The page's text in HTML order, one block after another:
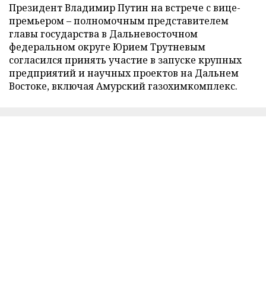
Президент Владимир Путин на встрече с вице-
премьером – полномочным представителем
главы государства в Дальневосточном
федеральном округе Юрием Трутневым
согласился принять участие в запуске крупных
предприятий и научных проектов на Дальнем
Востоке, включая Амурский газохимкомплекс.